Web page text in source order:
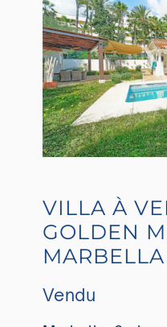
VILLA À
GOLDEN
MARBELLA
Vendu